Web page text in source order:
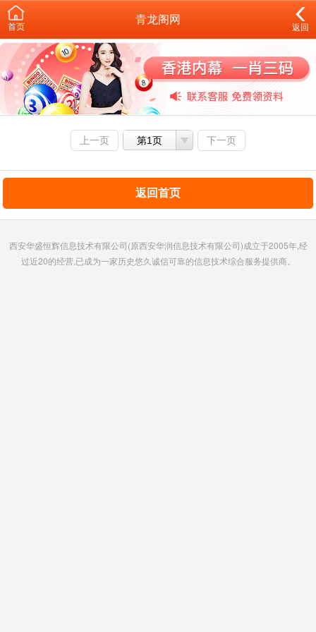
首页
青龙阁网
返回
上一页 第1页 下一页
返回首页
西安华盛恒辉信息技术有限公司(原西安华润信息技术有限公司)成立于2005年,经
过近20的经营,已成为一家历史悠久诚信可靠的信息技术综合服务提供商。